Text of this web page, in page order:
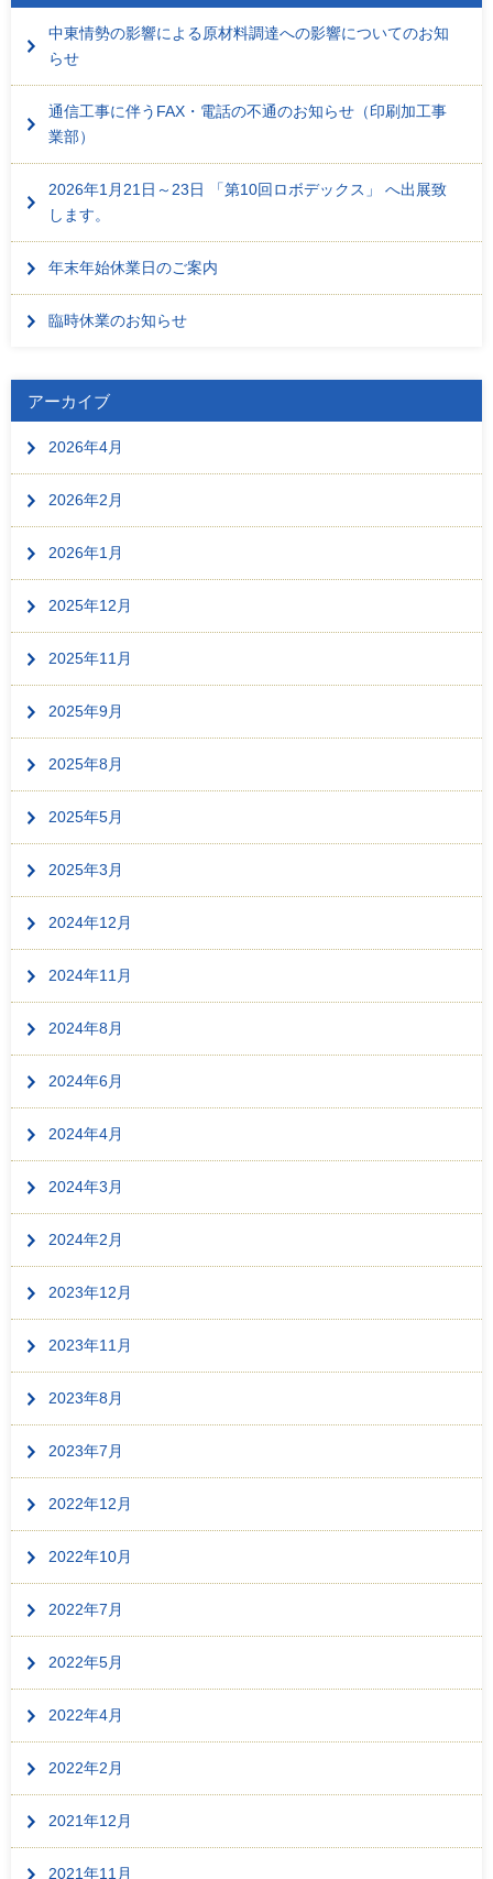
中東情勢の影響による原材料調達への影響についてのお知
らせ
通信工事に伴うFAX・電話の不通のお知らせ（印刷加工事
業部）
2026年1月21日～23日 「第10回ロボデックス」 へ出展致
します。
年末年始休業日のご案内
臨時休業のお知らせ
アーカイブ
2026年4月
2026年2月
2026年1月
2025年12月
2025年11月
2025年9月
2025年8月
2025年5月
2025年3月
2024年12月
2024年11月
2024年8月
2024年6月
2024年4月
2024年3月
2024年2月
2023年12月
2023年11月
2023年8月
2023年7月
2022年12月
2022年10月
2022年7月
2022年5月
2022年4月
2022年2月
2021年12月
2021年11月